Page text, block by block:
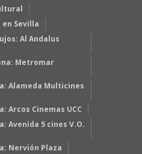
Sevilla
Al Andalus
Metromar
Alameda Multicines
Arcos Cinemas UCC
Avenida 5 cines V.O.
Nervión Plaza